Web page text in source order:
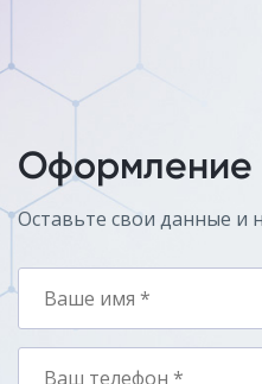
Оформление
Оставьте свои данные